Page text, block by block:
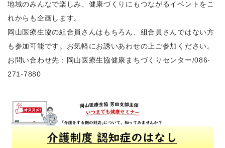
地域のみんなで楽しみ、健康づくりにもつながるイベントをこ
れからも企画します。
岡山医療生協の組合員さんはもちろん、組合員さんではない方
も参加可能です。お気軽にお誘いあわせの上ご参加ください。
お問い合わせ先：岡山医療生協健康まちづくりセンター/086-
271-7880